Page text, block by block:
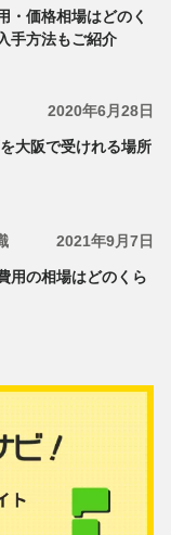
・価格相場はどのく
手方法もご紹介
2020年6月28日
大阪で受けれる場所
2021年9月7日
用の相場はどのくら